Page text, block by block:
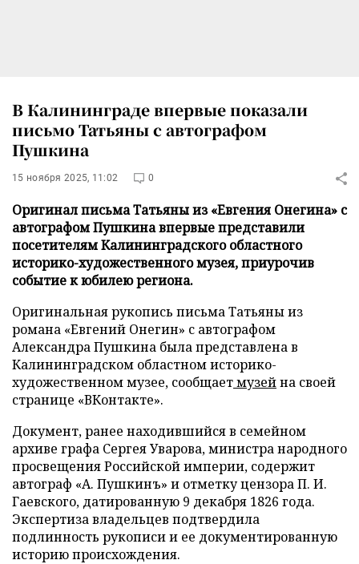
В Калининграде впервые показали
письмо Татьяны с автографом
Пушкина
15 ноября 2025, 11:02 0
Оригинал письма Татьяны из «Евгения Онегина» с
автографом Пушкина впервые представили
посетителям Калининградского областного
историко-художественного музея, приурочив
событие к юбилею региона.
Оригинальная рукопись письма Татьяны из
романа «Евгений Онегин» с автографом
Александра Пушкина была представлена в
Калининградском областном историко-
художественном музее, сообщаетмузейна своей
странице «ВКонтакте».
Документ, ранее находившийся в семейном
архиве графа Сергея Уварова, министра народного
просвещения Российской империи, содержит
автограф «А. Пушкинъ» и отметку цензора П. И.
Гаевского, датированную 9 декабря 1826 года.
Экспертиза владельцев подтвердила
подлинность рукописи и ее документированную
историю происхождения.